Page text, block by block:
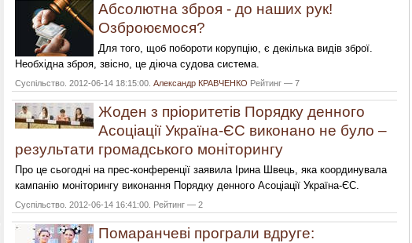
Абсолютна зброя - до наших рук!
Озброюємося?
Для того, щоб побороти корупцію, є декілька видів зброї.
Необхідна зброя, звісно, це діюча судова система.
Суспільство. 2012-06-14 18:15:00. Александр КРАВЧЕНКО Рейтинг — 7
Жоден з пріоритетів Порядку денного
Асоціації Україна-ЄС виконано не було –
результати громадського моніторингу
Про це сьогодні на прес-конференції заявила Ірина Швець, яка координувала
кампанію моніторингу виконання Порядку денного Асоціації Україна-ЄС.
Суспільство. 2012-06-14 16:41:00. Рейтинг — 2
Помаранчеві програли вдруге: